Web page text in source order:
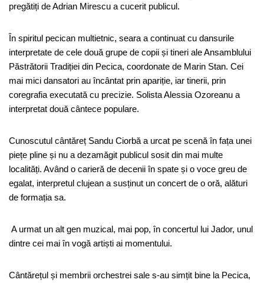
pregătiți de Adrian Mirescu a cucerit publicul.
În spiritul pecican multietnic, seara a continuat cu dansurile
interpretate de cele două grupe de copii și tineri ale Ansamblului
Păstrătorii Tradiției din Pecica, coordonate de Marin Stan. Cei
mai mici dansatori au încântat prin apariție, iar tinerii, prin
coregrafia executată cu precizie. Solista Alessia Ozoreanu a
interpretat două cântece populare.
Cunoscutul cântăreț Sandu Ciorbă a urcat pe scenă în fața unei
piețe pline și nu a dezamăgit publicul sosit din mai multe
localități. Având o carieră de decenii în spate și o voce greu de
egalat, interpretul clujean a susținut un concert de o oră, alături
de formația sa.
A urmat un alt gen muzical, mai pop, în concertul lui Jador, unul
dintre cei mai în vogă artiști ai momentului.
Cântărețul și membrii orchestrei sale s-au simțit bine la Pecica,